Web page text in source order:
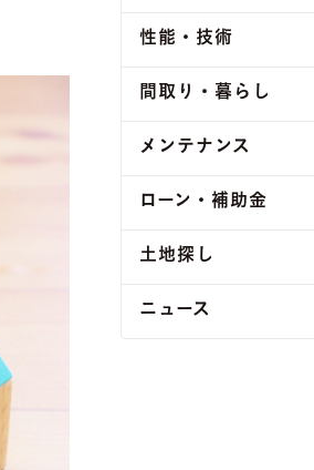
性能・技術
間取り・暮らし
メンテナンス
ローン・補助金
土地探し
ニュース